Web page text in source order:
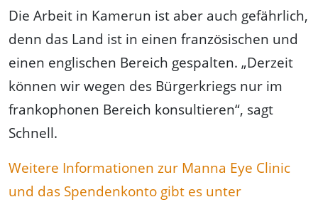
Die Arbeit in Kamerun ist aber auch gefährlich,
denn das Land ist in einen französischen und
einen englischen Bereich gespalten. „Derzeit
können wir wegen des Bürgerkriegs nur im
frankophonen Bereich konsultieren“, sagt
Schnell.
Weitere Informationen zur Manna Eye Clinic
und das Spendenkonto gibt es unter